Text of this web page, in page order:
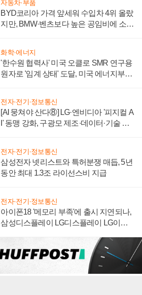
자동차·부품
BYD코리아 가격 앞세워 수입차 4위 올랐
지만, BMW·벤츠보다 높은 공임비에 소비
화학·에너지
'한수원 협력사' 미국 오클로 SMR 연구용
원자로 '임계 상태' 도달, 미국 에너지부
전자·전기·정보통신
[AI 뭉쳐야 산다⑧] LG·엔비디아 '피지컬 A
I' 동맹 강화, 구광모 제조·데이터·기술 결
전자·전기·정보통신
삼성전자 넷리스트와 특허분쟁 매듭, 5년
동안 최대 1.3조 라이선스비 지급
전자·전기·정보통신
아이폰18 '메모리 부족'에 출시 지연되나,
삼성디스플레이 LG디스플레이 LG이노